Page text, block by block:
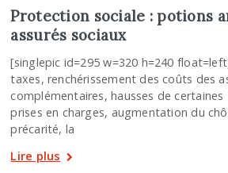
Protection sociale : potions
assurés sociaux
[singlepic id=295 w=320 h=240
taxes, renchérissement des coûts des
complémentaires, hausses de certaines
prises en charges, augmentation du
précarité, la
Lire plus